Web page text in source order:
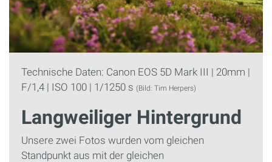
Technische Daten: Canon EOS 5D Mark III | 20mm |
F/1,4 | ISO 100 | 1/1250 s (Bild: Tim Herpers)
Langweiliger Hintergrund
Unsere zwei Fotos wurden vom gleichen
Standpunkt aus mit der gleichen